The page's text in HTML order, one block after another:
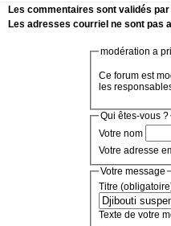
Les commentaires sont validés
Les adresses courriel ne sont pas
modération a
Ce forum est
les
Qui êtes-vous ?
Votre nom
Votre adresse
Votre message
Titre
Texte de votre